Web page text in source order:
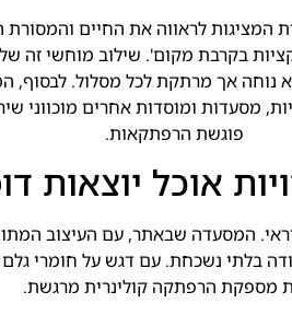
המציגות לראווה את החיים
בקרבת מקום'. שילוב מוחשי זה של
נוחה אך מרתקת לכל מסלול. לבסוף,
מסעדות ומוסדות אחרים מוכווני
פוגשת הרפתקאות.
אוכל יוצאות
המסעדה שבאתר, עם העיצוב
בלתי נשכחת. עם דגש על חומרי
מספקת הרפתקה קולינרית מרגשת.